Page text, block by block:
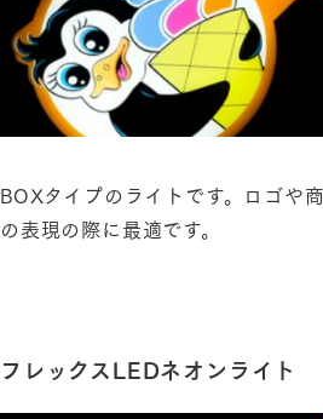
BOXタイプのライトです。ロゴや
の表現の際に最適です。
フレックスLEDネオンライト